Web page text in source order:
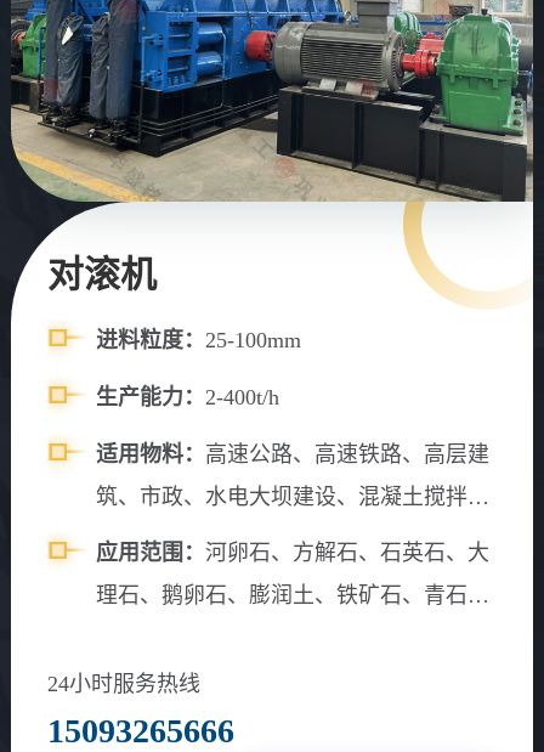
对滚机
进料粒度： 25-100mm
生产能力： 2-400t/h
适用物料： 高速公路、高速铁路、高层建
筑、市政、水电大坝建设、混凝土搅拌
站、砂石料场等。
应用范围： 河卵石、方解石、石英石、大
理石、鹅卵石、膨润土、铁矿石、青石、
花岗岩、玄武岩等
24小时服务热线
15093265666